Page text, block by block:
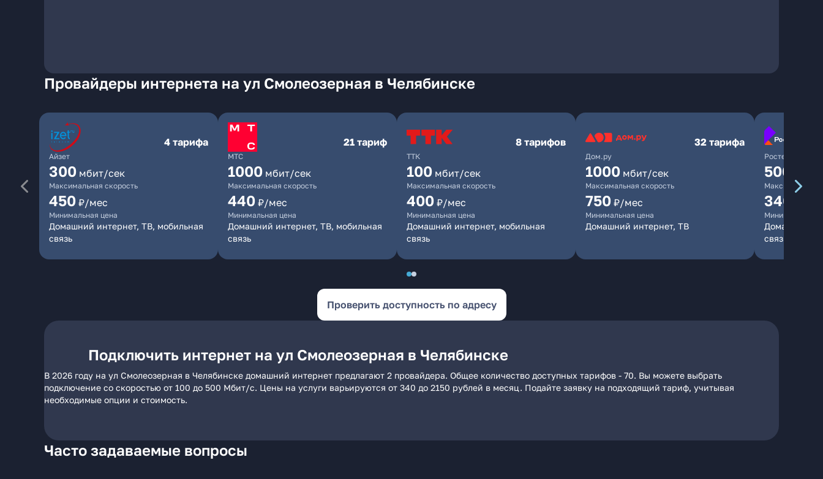
Провайдеры интернета на ул Смолеозерная в Челябинске
Айзет
4 тарифа
300 мбит/сек
Максимальная скорость
450 ₽/мес
Минимальная цена
Домашний интернет, ТВ, мобильная
связь
МТС
21 тариф
1000 мбит/сек
Максимальная скорость
440 ₽/мес
Минимальная цена
Домашний интернет, ТВ, мобильная
связь
ТТК
8 тарифов
100 мбит/сек
Максимальная скорость
400 ₽/мес
Минимальная цена
Домашний интернет, мобильная
связь
Дом.ру
32 тарифа
1000 мбит/сек
Максимальная скорость
750 ₽/мес
Минимальная цена
Домашний интернет, ТВ
Ростелеком
500
Максимальная
340
Минимальная
Домашний
связь
Проверить доступность по адресу
Подключить интернет на ул Смолеозерная в Челябинске
В 2026 году на ул Смолеозерная в Челябинске домашний интернет предлагают 2 провайдера. Общее количество доступных тарифов - 70. Вы можете выбрать
подключение со скоростью от 100 до 500 Мбит/с. Цены на услуги варьируются от 340 до 2150 рублей в месяц. Подайте заявку на подходящий тариф, учитывая
необходимые опции и стоимость.
Часто задаваемые вопросы